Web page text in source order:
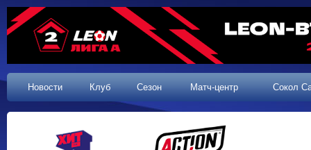
Новости Клуб Сезон Матч-центр Сокол